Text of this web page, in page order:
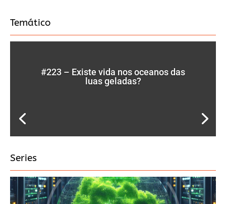
Temático
#223 – Existe vida nos oceanos das
luas geladas?
Series